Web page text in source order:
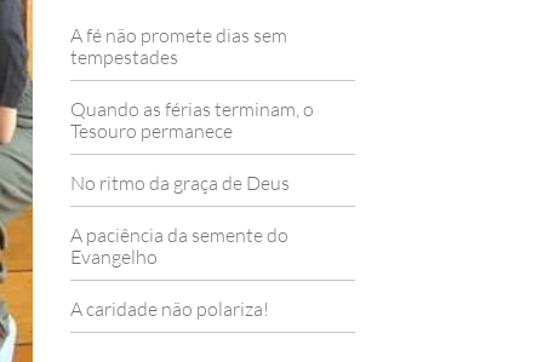
A fé não promete dias sem
tempestades
Quando as férias terminam, o
Tesouro permanece
No ritmo da graça de Deus
A paciência da semente do
Evangelho
A caridade não polariza!